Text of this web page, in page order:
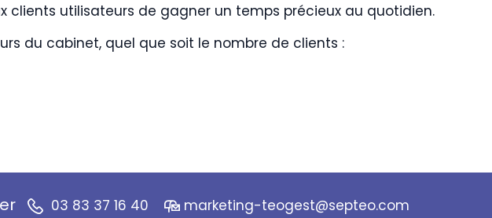
clients utilisateurs de gagner un temps précieux au quotidien.
du cabinet, quel que soit le nombre de clients :
03 83 37 16 40 marketing-teogest@septeo.com